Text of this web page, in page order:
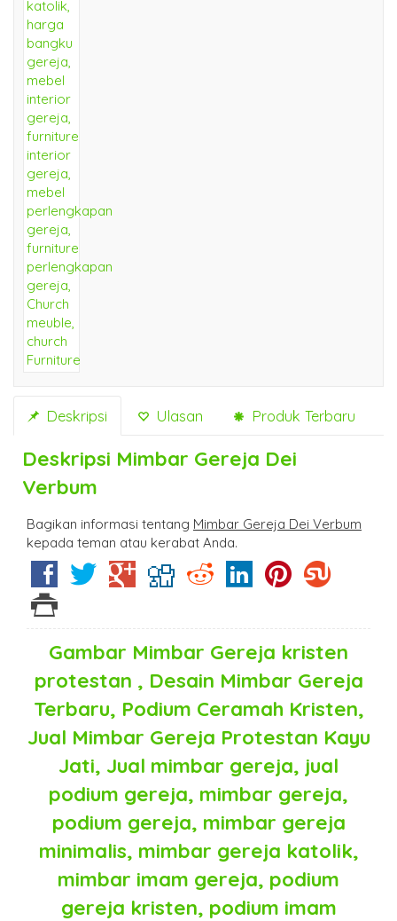
Deskripsi Ulasan Produk Terbaru
Deskripsi Mimbar Gereja Dei
Verbum
Bagikan informasi tentang Mimbar Gereja Dei Verbum
kepada teman atau kerabat Anda.
Gambar Mimbar Gereja kristen
protestan , Desain Mimbar Gereja
Terbaru, Podium Ceramah Kristen,
Jual Mimbar Gereja Protestan Kayu
Jati, Jual mimbar gereja, jual
podium gereja, mimbar gereja,
podium gereja, mimbar gereja
minimalis, mimbar gereja katolik,
mimbar imam gereja, podium
gereja kristen, podium imam